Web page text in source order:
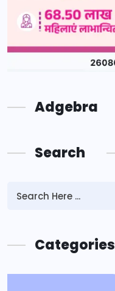
Adgebra
Search
Categories